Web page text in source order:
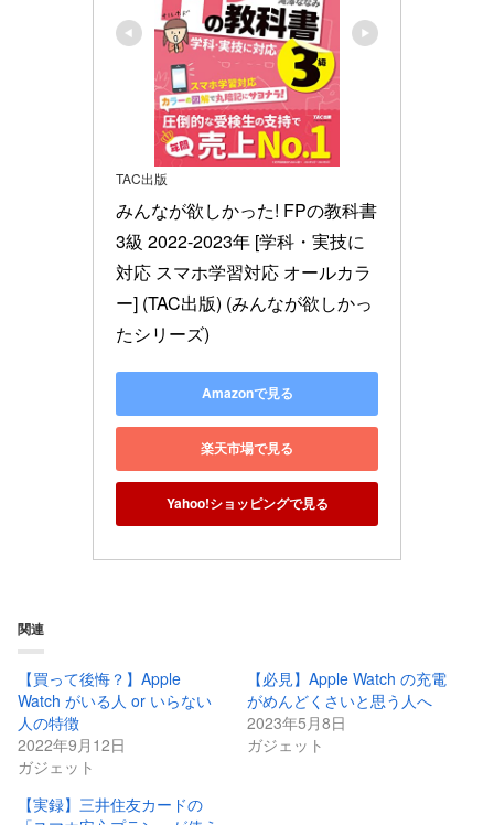
TAC出版
みんなが欲しかった! FPの教科書
3級 2022-2023年 [学科・実技に
対応 スマホ学習対応 オールカラ
ー] (TAC出版) (みんなが欲しかっ
たシリーズ)
Amazonで見る
楽天市場で見る
Yahoo!ショッピングで見る
関連
【買って後悔？】Apple
Watch がいる人 or いらない
人の特徴
2022年9月12日
ガジェット
【必見】Apple Watch の充電
がめんどくさいと思う人へ
2023年5月8日
ガジェット
【実録】三井住友カードの